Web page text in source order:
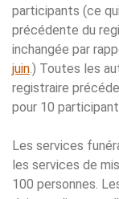
participants (ce
précédente du
inchangée par
juin.) Toutes les
registraire
pour 10
Les services
les services de
100 personnes.